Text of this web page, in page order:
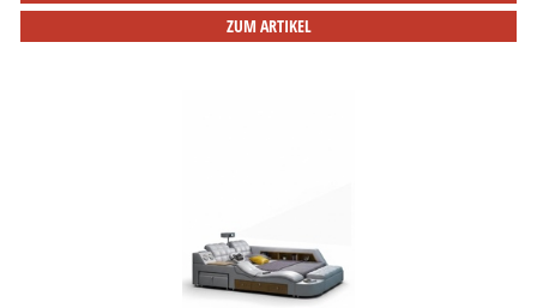
ZUM ARTIKEL